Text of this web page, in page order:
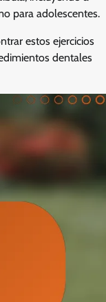
para adolescentes.
estos ejercicios
dentales